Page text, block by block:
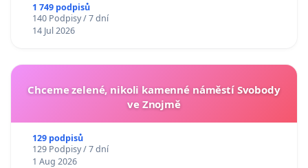
1 749 podpisů
140 Podpisy / 7 dní
14 Jul 2026
Chceme zelené, nikoli kamenné náměstí Svobody
ve Znojmě
129 podpisů
129 Podpisy / 7 dní
1 Aug 2026